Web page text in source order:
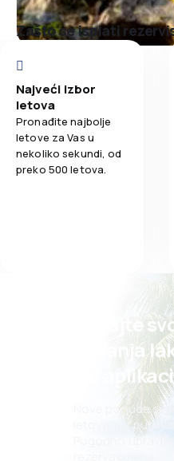
Zašto se isplati
Najveći izbor
letova
Pronađite najbolje
letove za Vas u
nekoliko sekundi, od
preko 500 letova.
Planirajte
putovanja
našu
Nove ponude
letovanja,